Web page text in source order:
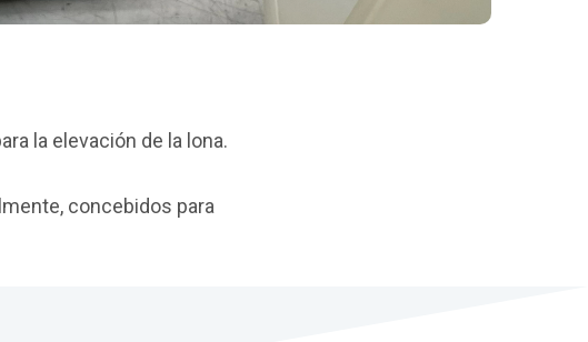
la elevación de la lona.
concebidos para